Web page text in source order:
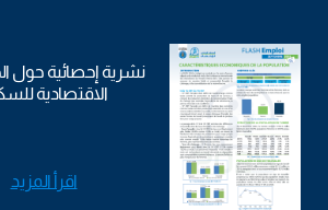
نشرية إحصائية حول
الاقتصادية
اقرأ المزيد